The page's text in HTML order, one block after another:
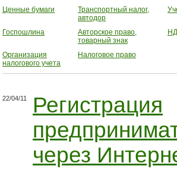
Ценные бумаги
Транспортный налог,
автодор
Госпошлина
Авторское право,
товарный знак
Организация
налогового учета
Налоговое право
22/04/11
Регистрация
через